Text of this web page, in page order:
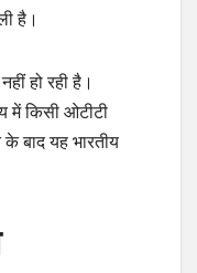
है।
हो रही है।
में किसी ओटीटी
के बाद यह भारतीय